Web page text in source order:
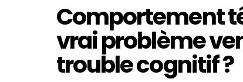
Comportement
vrai problème
trouble cognitif ?